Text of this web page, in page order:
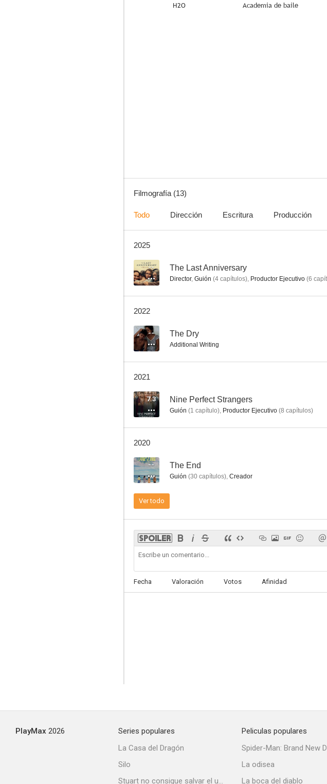
H2O Academia de baile
Filmografía (13)
Todo Dirección Escritura Producción
2025
-- The Last Anniversary
Director, Guión (4 capítulos), Productor Ejecutivo (6
2022
-- The Dry
Additional Writing
2021
7.3 Nine Perfect Strangers
Guión (1 capítulo), Productor Ejecutivo (8 capítulos)
2020
-- The End
Guión (30 capítulos), Creador
Ver todo
Fecha Valoración Votos Afinidad
PlayMax 2026
Series populares
La Casa del Dragón
Silo
Stuart no consigue salvar el universo
Peliculas populares
Spider-Man: Brand New
La odisea
La boca del diablo